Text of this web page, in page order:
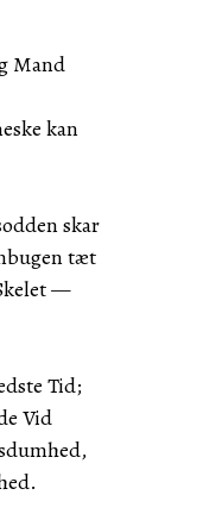
Mand
kan
skar
tæt
—
Tid;
Vid